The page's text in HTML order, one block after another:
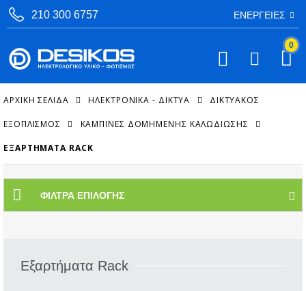
210 300 6757 ΕΝΈΡΓΕΙΕΣ
0
ΑΡΧΙΚΉ ΣΕΛΊΔΑ ΗΛΕΚΤΡΟΝΙΚΑ - ΔΙΚΤΥΑ ΔΙΚΤΥΑΚΌΣ
ΕΞΟΠΛΙΣΜΌΣ ΚΑΜΠΊΝΕΣ ΔΟΜΗΜΈΝΗΣ ΚΑΛΩΔΊΩΣΗΣ
ΕΞΑΡΤΉΜΑΤΑ RACK
ΦΊΛΤΡΑ ΕΠΙΛΟΓΉΣ
Εξαρτήματα Rack